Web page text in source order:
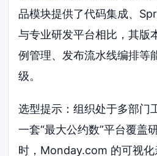
品模块提供了代码集成、
与专业研发平台相比，其版
例管理、发布流水线编排等
级。
选型提示：组织处于多部门
一套“最大公约数”平台覆盖
时，Monday.com 的可视